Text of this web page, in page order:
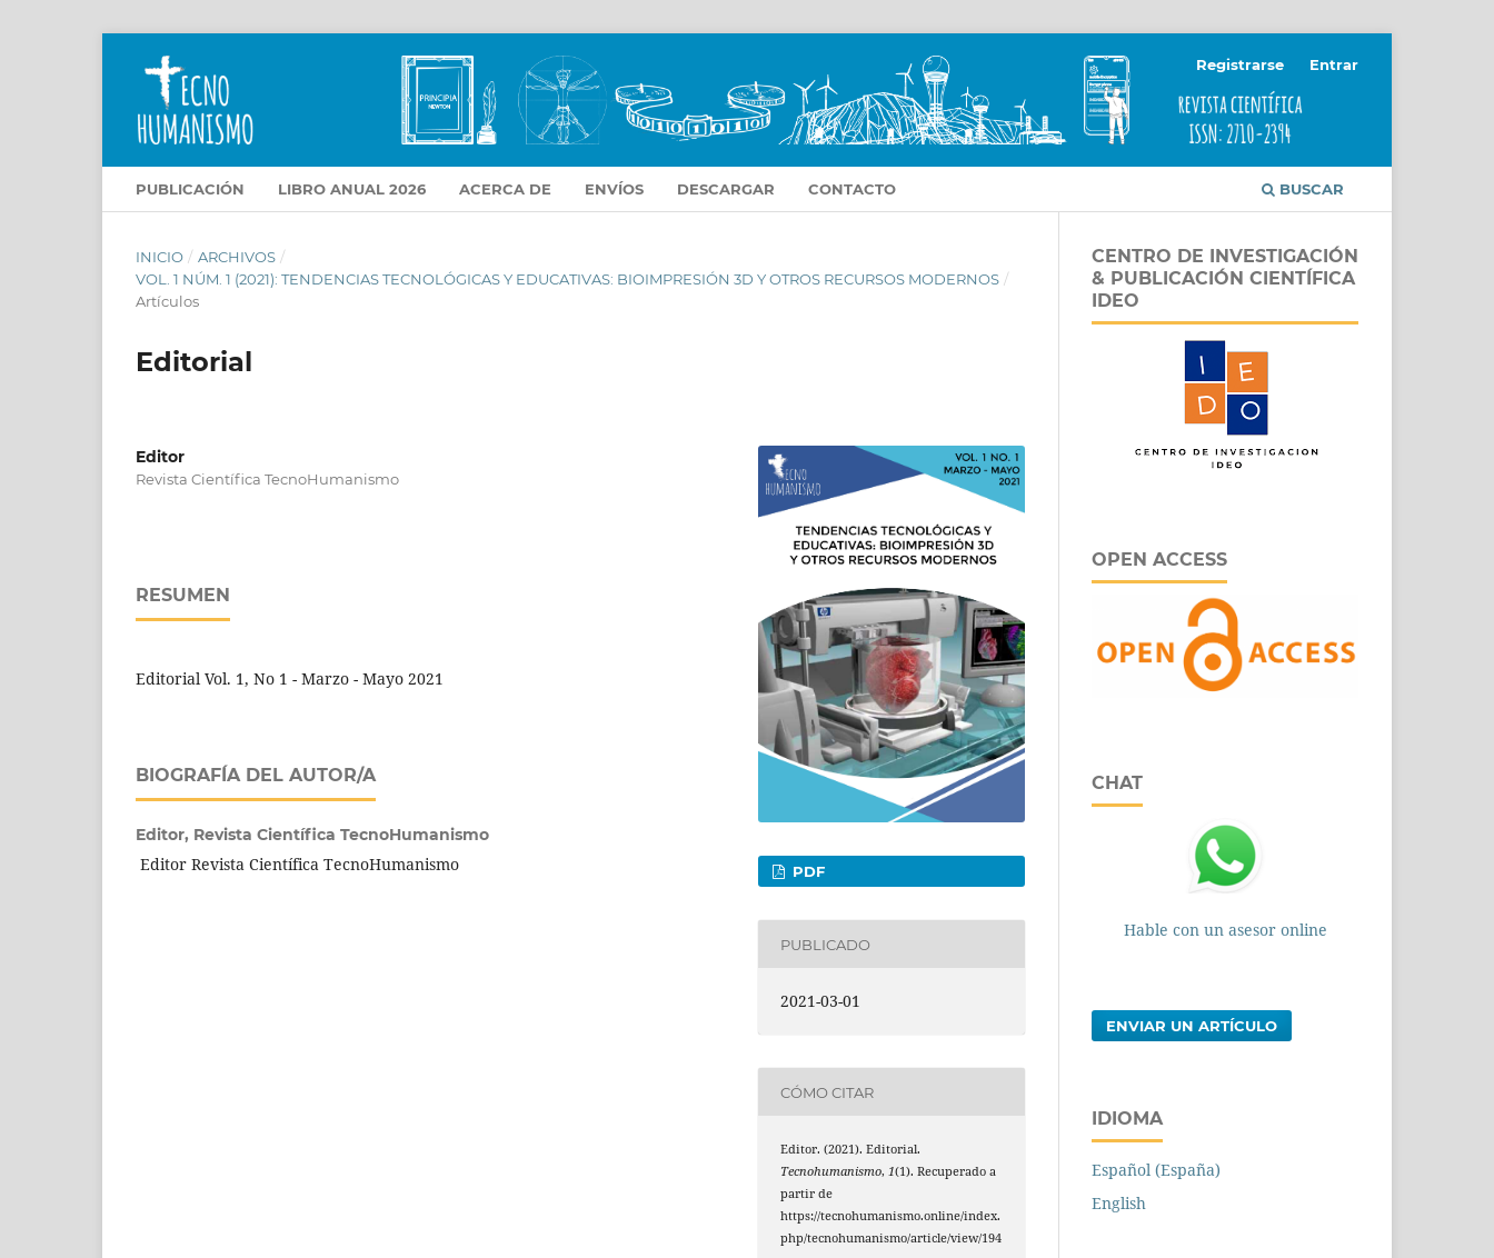
PUBLICACIÓN LIBRO ANUAL 2026 ACERCA DE ENVÍOS DESCARGAR CONTACTO BUSCAR
Registrarse Entrar
INICIO / ARCHIVOS /
VOL. 1 NÚM. 1 (2021): TENDENCIAS TECNOLÓGICAS Y EDUCATIVAS: BIOIMPRESIÓN 3D Y OTROS RECURSOS MODERNOS /
Artículos
Editorial
Editor
Revista Científica TecnoHumanismo
RESUMEN
Editorial Vol. 1, No 1 - Marzo - Mayo 2021
BIOGRAFÍA DEL AUTOR/A
Editor, Revista Científica TecnoHumanismo
Editor Revista Científica TecnoHumanismo PDF
PUBLICADO
2021-03-01
CÓMO CITAR
Editor. (2021). Editorial.
Tecnohumanismo,1(1). Recuperado a
partir de
https://tecnohumanismo.online/index.
php/tecnohumanismo/article/view/194
CENTRO DE INVESTIGACIÓN
& PUBLICACIÓN CIENTÍFICA
IDEO
OPEN ACCESS
CHAT
Hable con un asesor online
ENVIAR UN ARTÍCULO
IDIOMA
Español (España)
English